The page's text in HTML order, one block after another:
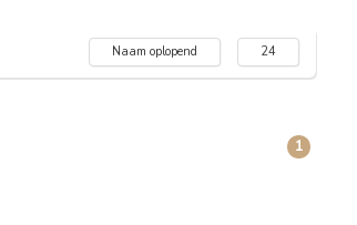
Naam oplopend 24
1